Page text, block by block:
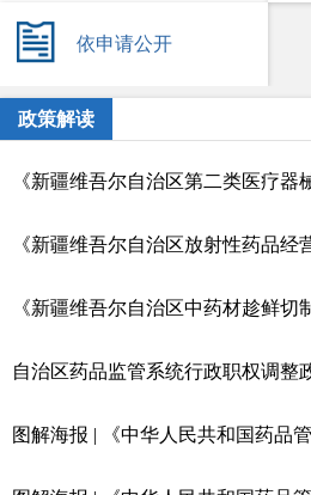
依申请公开
政策解读
自治区药品监管系统行政职权调整